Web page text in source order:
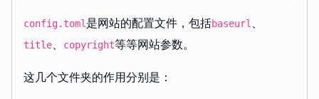
config.toml 是网站的配置文件，包括baseurl 、
title、 copyright等等网站参数。
这几个文件夹的作用分别是：